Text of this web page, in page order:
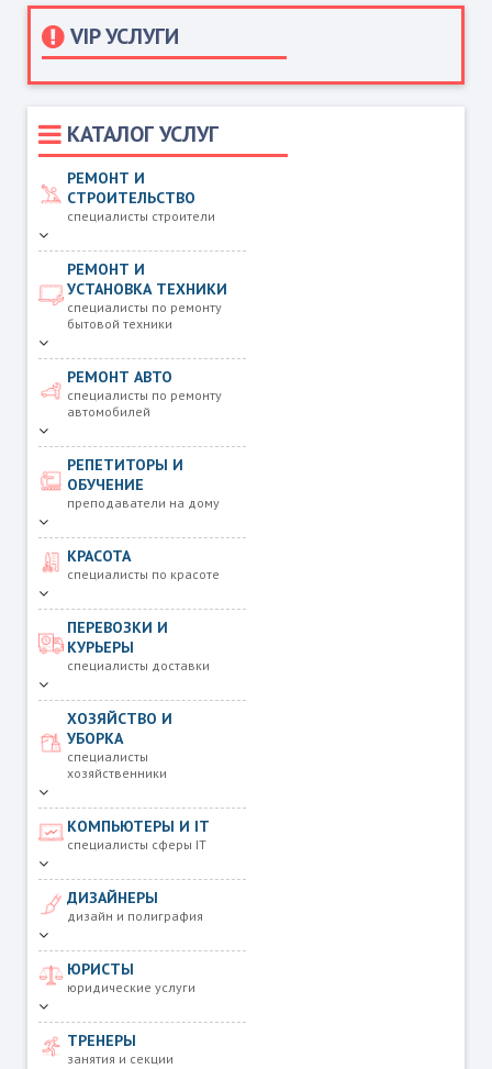
VIP УСЛУГИ
КАТАЛОГ УСЛУГ
РЕМОНТ И
СТРОИТЕЛЬСТВО
специалисты строители
РЕМОНТ И
УСТАНОВКА ТЕХНИКИ
специалисты по ремонту
бытовой техники
РЕМОНТ АВТО
специалисты по ремонту
автомобилей
РЕПЕТИТОРЫ И
ОБУЧЕНИЕ
преподаватели на дому
КРАСОТА
специалисты по красоте
ПЕРЕВОЗКИ И
КУРЬЕРЫ
специалисты доставки
ХОЗЯЙСТВО И
УБОРКА
специалисты
хозяйственники
КОМПЬЮТЕРЫ И IT
специалисты сферы IT
ДИЗАЙНЕРЫ
дизайн и полиграфия
ЮРИСТЫ
юридические услуги
ТРЕНЕРЫ
занятия и секции